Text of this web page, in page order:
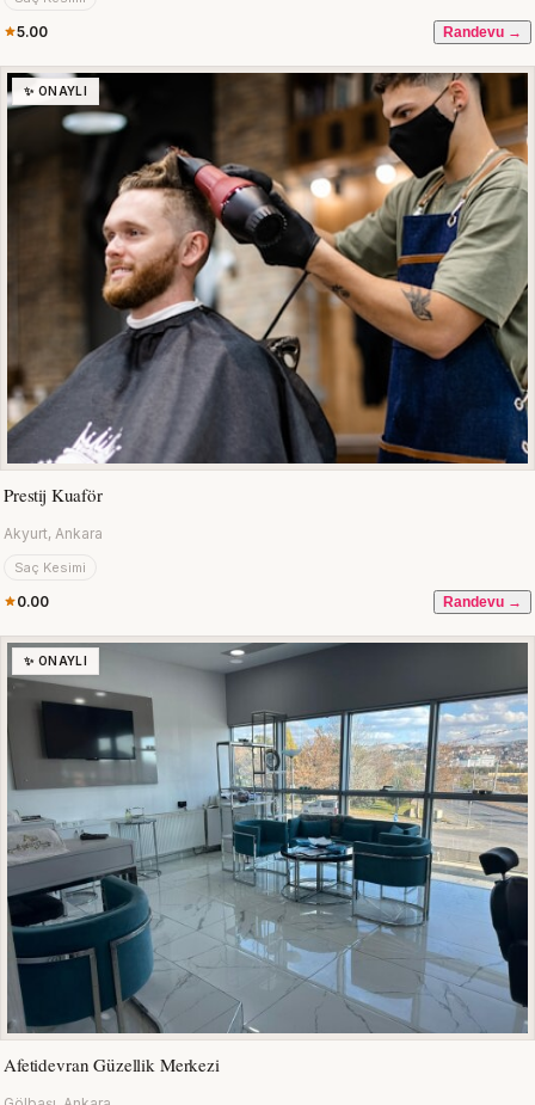
5.00 Randevu →
✨ ONAYLI
Prestij Kuaför
Akyurt, Ankara
Saç Kesimi
0.00 Randevu →
✨ ONAYLI
Afetidevran Güzellik Merkezi